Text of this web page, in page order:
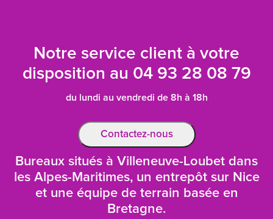
Notre service client à votre
disposition au 04 93 28 08 79
du lundi au vendredi de 8h à 18h
Contactez-nous
Bureaux situés à Villeneuve-Loubet dans
les Alpes-Maritimes, un entrepôt sur Nice
et une équipe de terrain basée en
Bretagne.